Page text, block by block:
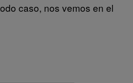
caso, nos vemos en el